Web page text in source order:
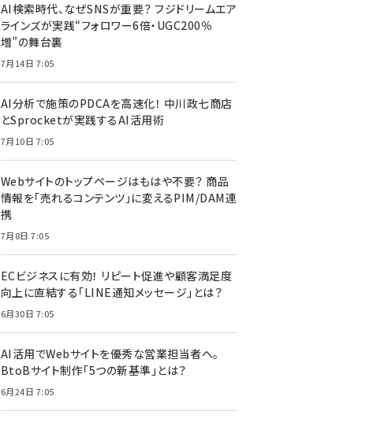
AI検索時代、なぜSNSが重要？ フジドリームエア
ラインズが実践“フォロワー6倍・UGC200％
増”の舞台裏
7月14日 7:05
AI分析で施策のPDCAを高速化！ 中川政七商店
とSprocketが実践するAI活用術
7月10日 7:05
Webサイトのトップページはもはや不要？ 商品
情報を「売れるコンテンツ」に変えるPIM/DAM連
携
7月8日 7:05
ECビジネスに有効！ リピート促進や顧客満足度
向上に直結する「LINE通知メッセージ」とは？
6月30日 7:05
AI活用でWebサイトを優秀な営業担当者へ。
BtoBサイト制作「5つの新基準」とは？
6月24日 7:05